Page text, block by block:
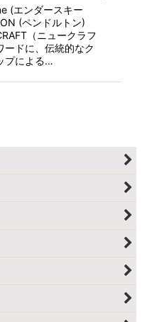
(エンダースキー
(ペンドルトン)
（ニュークラフ
ードに、伝統的なク
プによる…